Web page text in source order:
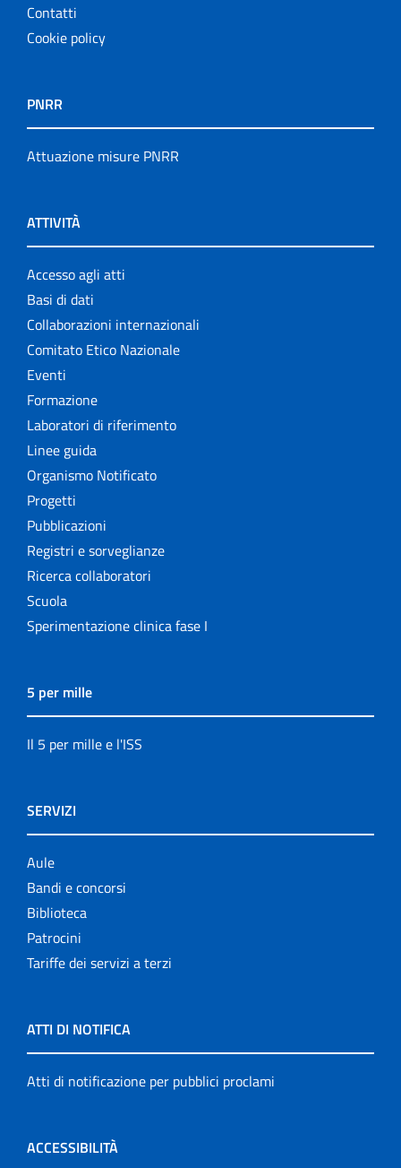
Contatti
Cookie policy
PNRR
Attuazione misure PNRR
ATTIVITÀ
Accesso agli atti
Basi di dati
Collaborazioni internazionali
Comitato Etico Nazionale
Eventi
Formazione
Laboratori di riferimento
Linee guida
Organismo Notificato
Progetti
Pubblicazioni
Registri e sorveglianze
Ricerca collaboratori
Scuola
Sperimentazione clinica fase I
5 per mille
Il 5 per mille e l'ISS
SERVIZI
Aule
Bandi e concorsi
Biblioteca
Patrocini
Tariffe dei servizi a terzi
ATTI DI NOTIFICA
Atti di notificazione per pubblici proclami
ACCESSIBILITÀ